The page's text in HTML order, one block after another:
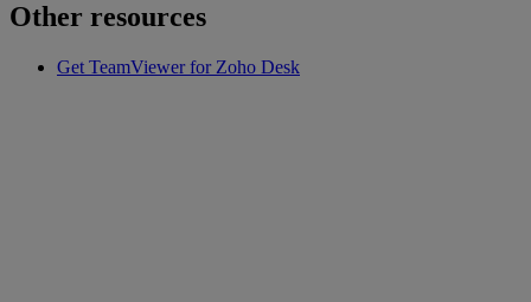
Other resources
Get TeamViewer for Zoho Desk